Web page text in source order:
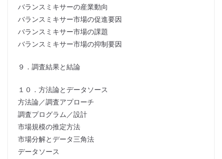
バランスミキサーの産業動向
バランスミキサー市場の促進要因
バランスミキサー市場の課題
バランスミキサー市場の抑制要因
９．調査結果と結論
１０．方法論とデータソース
方法論／調査アプローチ
調査プログラム／設計
市場規模の推定方法
市場分解とデータ三角法
データソース